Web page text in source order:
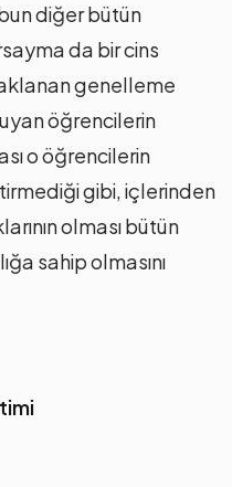
diğer bütün
da bir cins
genelleme
öğrencilerin
o öğrencilerin
gibi, içlerinden
olması bütün
sahip olmasını